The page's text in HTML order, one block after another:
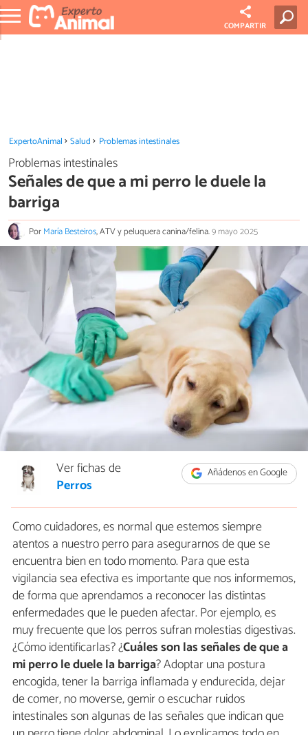
COMPARTIR
ExpertoAnimal Salud Problemas intestinales
Problemas intestinales
Señales de que a mi perro le duele la
barriga
PorMaría Besteiros, ATV y peluquera canina/felina.9 mayo 2025
Añádenos en Google
Ver fichas de
Perros
Como cuidadores, es normal que estemos siempre
atentos a nuestro perro para asegurarnos de que se
encuentra bien en todo momento. Para que esta
vigilancia sea efectiva es importante que nos informemos,
de forma que aprendamos a reconocer las distintas
enfermedades que le pueden afectar. Por ejemplo, es
muy frecuente que los perros sufran molestias digestivas.
¿Cómo identificarlas? ¿Cuáles son las señales de que a
mi perro le duele la barriga? Adoptar una postura
encogida, tener la barriga inflamada y endurecida, dejar
de comer, no moverse, gemir o escuchar ruidos
intestinales son algunas de las señales que indican que